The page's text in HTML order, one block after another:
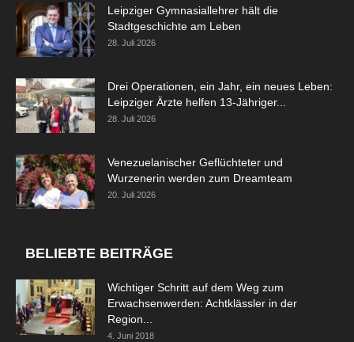
Leipziger Gymnasiallehrer hält die
Stadtgeschichte am Leben
28. Juli 2026
Drei Operationen, ein Jahr, ein neues Leben:
Leipziger Ärzte helfen 13-Jähriger...
28. Juli 2026
Venezuelanischer Geflüchteter und
Wurzenerin werden zum Dreamteam
20. Juli 2026
BELIEBTE BEITRÄGE
Wichtiger Schritt auf dem Weg zum
Erwachsenwerden: Achtklässler in der
Region...
4. Juni 2018